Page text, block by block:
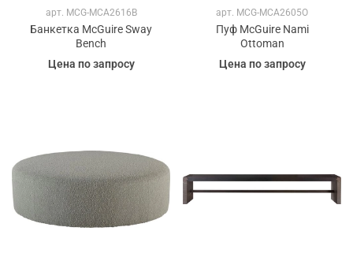
арт. MCG-MCA2616B
Банкетка McGuire Sway
Bench
Цена по запросу
арт. MCG-MCA2605O
Пуф McGuire Nami
Ottoman
Цена по запросу